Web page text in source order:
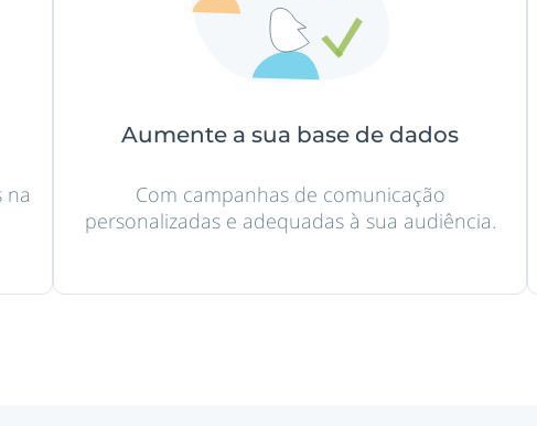
na
Aumente a sua base de dados
Com campanhas de comunicação
personalizadas e adequadas à sua audiência.